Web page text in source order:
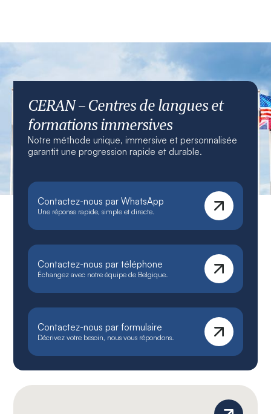
CERAN – Centres de langues et
formations immersives
Notre méthode unique, immersive et personnalisée
garantit une progression rapide et durable.
Contactez-nous par WhatsApp
Une réponse rapide, simple et directe.
Contactez-nous par téléphone
Échangez avec notre équipe de Belgique.
Contactez-nous par formulaire
Décrivez votre besoin, nous vous répondons.